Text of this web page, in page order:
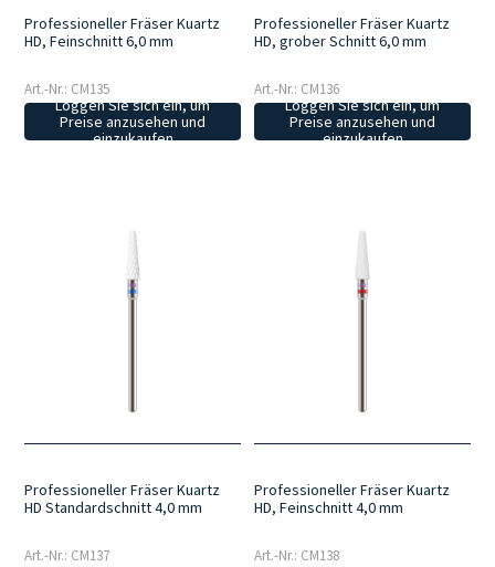
Professioneller Fräser Kuartz
HD, Feinschnitt 6,0 mm
Art.-Nr.: CM135
Loggen Sie sich ein, um
Preise anzusehen und
einzukaufen
Professioneller Fräser Kuartz
HD, grober Schnitt 6,0 mm
Art.-Nr.: CM136
Loggen Sie sich ein, um
Preise anzusehen und
einzukaufen
Professioneller Fräser Kuartz
HD Standardschnitt 4,0 mm
Art.-Nr.: CM137
Professioneller Fräser Kuartz
HD, Feinschnitt 4,0 mm
Art.-Nr.: CM138